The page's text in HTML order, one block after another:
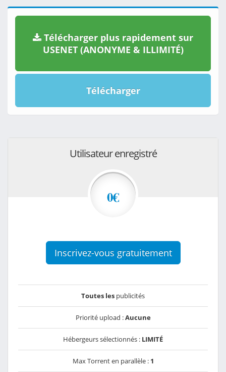
Télécharger plus rapidement sur
USENET (ANONYME & ILLIMITÉ)
Télécharger
Utilisateur enregistré
0€
Inscrivez-vous gratuitement
Toutes les publicités
Priorité upload :Aucune
Hébergeurs sélectionnés : LIMITÉ
Max Torrent en parallèle : 1